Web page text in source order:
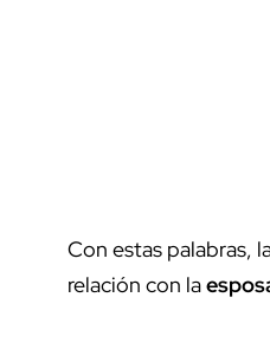
Con estas palabras,
relación con la